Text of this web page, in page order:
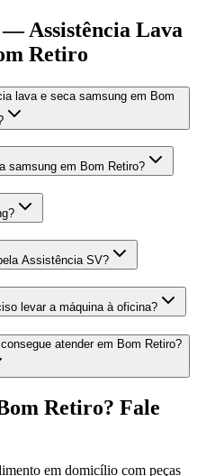
—Assistência Lava
Retiro
lava e seca samsung em Bom
samsung em Bom Retiro?
Assistência SV?
levar a máquina à oficina?
atender em Bom Retiro?
Retiro? Fale
em domicílio com peças